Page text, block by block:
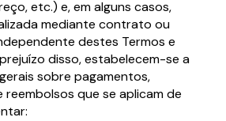
etc.) e, em alguns casos,
mediante contrato ou
destes Termos e
disso, estabelecem-se a
sobre pagamentos,
reembolsos que se aplicam de